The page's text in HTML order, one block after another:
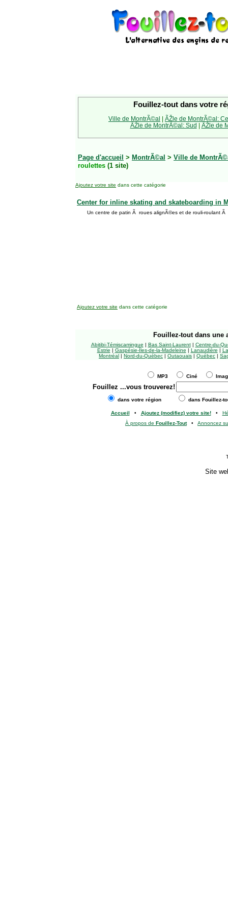
Fouillez-tout dans votre
Ville de MontrÃ©al | ÃŽle de MontrÃ©al:
ÃŽle de MontrÃ©al: Sud | ÃŽle de
Page d'accueil > MontrÃ©al > Ville de
roulettes (1 site)
Ajoutez votre site dans cette catégorie
Center for inline skating and skateboarding in
Un centre de patin Ã roues alignÃ©es et de rouli-roulant Ã
Ajoutez votre site dans cette catégorie
Fouillez-tout dans une
Abitibi-Témiscamingue | Bas Saint-Laurent| Centre-du-
Estrie | Gaspésie-Îles-de-la-Madeleine | Lanaudière |
Montréal | Nord-du-Québec | Outaouais | Québec |
MP3 Ciné
Fouillez ...vous trouverez!
dans votre région dans Fouillez-
Accueil • Ajoutez (modifiez) votre site!•
À propos de Fouillez-Tout• Annoncez
Site